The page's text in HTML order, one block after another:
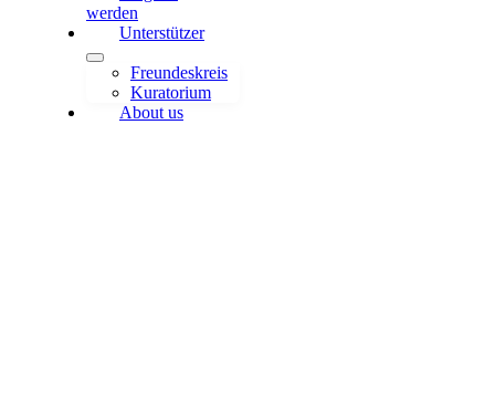
werden
Unterstützer
Freundeskreis
Kuratorium
About us